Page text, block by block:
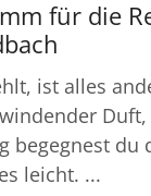
für die
ist alles
begegnest du
leicht. ...